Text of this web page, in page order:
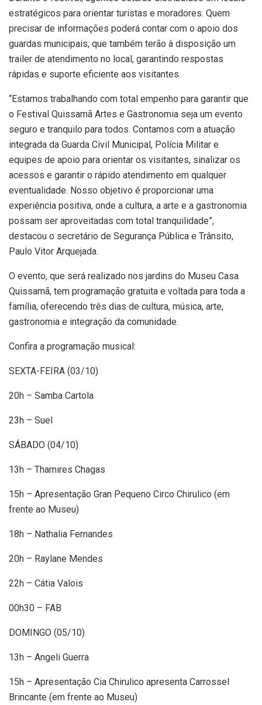
estratégicos para orientar turistas e moradores. Quem
precisar de informações poderá contar com o apoio dos
guardas municipais, que também terão à disposição um
trailer de atendimento no local, garantindo respostas
rápidas e suporte eficiente aos visitantes.
“Estamos trabalhando com total empenho para garantir que
o Festival Quissamã Artes e Gastronomia seja um evento
seguro e tranquilo para todos. Contamos com a atuação
integrada da Guarda Civil Municipal, Polícia Militar e
equipes de apoio para orientar os visitantes, sinalizar os
acessos e garantir o rápido atendimento em qualquer
eventualidade. Nosso objetivo é proporcionar uma
experiência positiva, onde a cultura, a arte e a gastronomia
possam ser aproveitadas com total tranquilidade”,
destacou o secretário de Segurança Pública e Trânsito,
Paulo Vitor Arquejada.
O evento, que será realizado nos jardins do Museu Casa
Quissamã, tem programação gratuita e voltada para toda a
família, oferecendo três dias de cultura, música, arte,
gastronomia e integração da comunidade.
Confira a programação musical:
SEXTA-FEIRA (03/10)
20h – Samba Cartola
23h – Suel
SÁBADO (04/10)
13h – Thamires Chagas
15h – Apresentação Gran Pequeno Circo Chirulico (em
frente ao Museu)
18h – Nathalia Fernandes
20h – Raylane Mendes
22h – Cátia Valois
00h30 – FAB
DOMINGO (05/10)
13h – Angeli Guerra
15h – Apresentação Cia Chirulico apresenta Carrossel
Brincante (em frente ao Museu)